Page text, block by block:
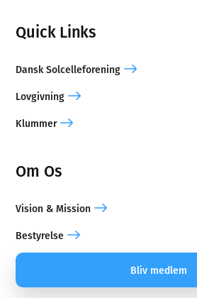
Quick Links
Dansk Solcelleforening
Lovgivning
Klummer
Om Os
Vision & Mission
Bestyrelse
Bliv medlem